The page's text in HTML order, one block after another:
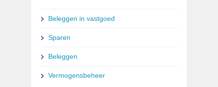
e
d
e
g
Beleggen in vastgoed
Sparen
Beleggen
Vermogensbeheer